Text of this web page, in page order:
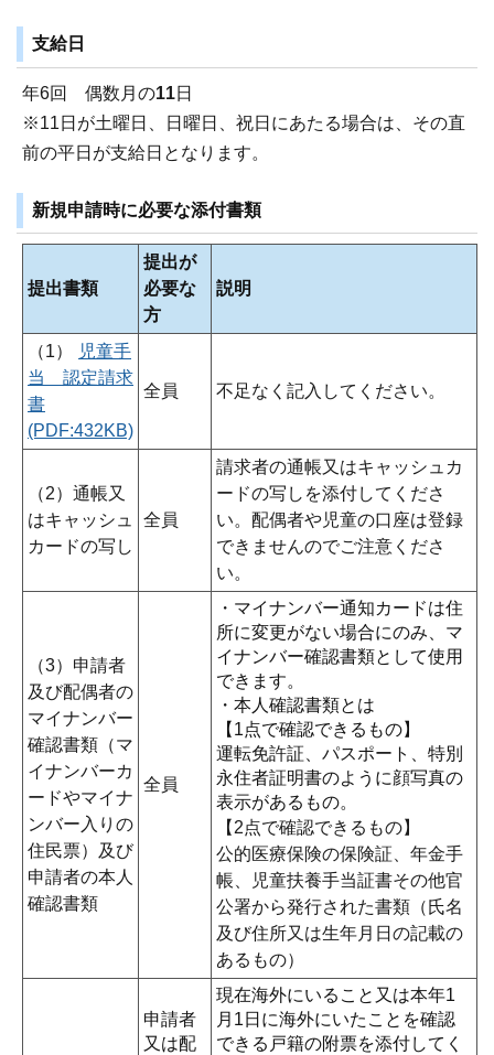
支給日
年6回 偶数月の11日
※11日が土曜日、日曜日、祝日にあたる場合は、その直
前の平日が支給日となります。
新規申請時に必要な添付書類
提出書類
提出が
必要な
方
説明
（1）
児童手
当 認定請求
書
(PDF:432KB)
全員 不足なく記入してください。
（2）通帳又
はキャッシュ
カードの写し
全員
請求者の通帳又はキャッシュカ
ードの写しを添付してくださ
い。配偶者や児童の口座は登録
できませんのでご注意くださ
い。
（3）申請者
及び配偶者の
マイナンバー
確認書類（マ
イナンバーカ
ードやマイナ
ンバー入りの
住民票）及び
申請者の本人
確認書類
全員
・マイナンバー通知カードは住
所に変更がない場合にのみ、マ
イナンバー確認書類として使用
できます。
・本人確認書類とは
【1点で確認できるもの】
運転免許証、パスポート、特別
永住者証明書のように顔写真の
表示があるもの。
【2点で確認できるもの】
公的医療保険の保険証、年金手
帳、児童扶養手当証書その他官
公署から発行された書類（氏名
及び住所又は生年月日の記載の
あるもの）
申請者
又は配
現在海外にいること又は本年1
月1日に海外にいたことを確認
できる戸籍の附票を添付してく